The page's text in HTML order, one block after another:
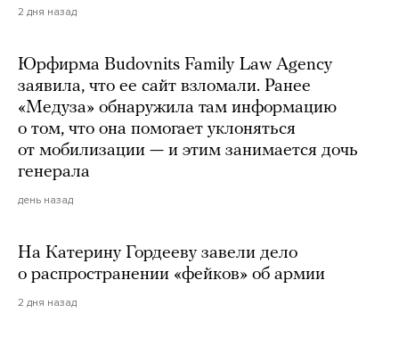
2 дня назад
Юрфирма Budovnits Family Law Agency
заявила, что ее сайт взломали. Ранее
«Медуза» обнаружила там информацию
о том, что она помогает уклоняться
от мобилизации — и этим занимается дочь
генерала
день назад
На Катерину Гордееву завели дело
о распространении «фейков» об армии
2 дня назад